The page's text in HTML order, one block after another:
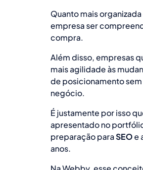
Quanto mais
empresa ser
compra.
Além disso, empresas
mais agilidade às
de posicionamento
negócio.
É justamente por isso
apresentado no
preparação paraSEOe
anos.